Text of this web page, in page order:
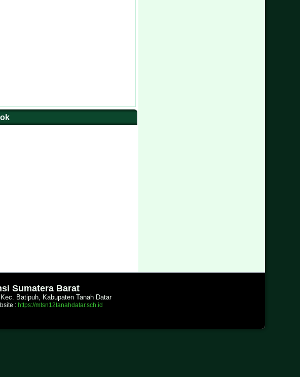
Sumatera Barat
Batipuh, Kabupaten Tanah Datar
: https://mtsn12tanahdatar.sch.id